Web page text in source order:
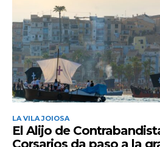
LA VILA JOIOSA
El Alijo de